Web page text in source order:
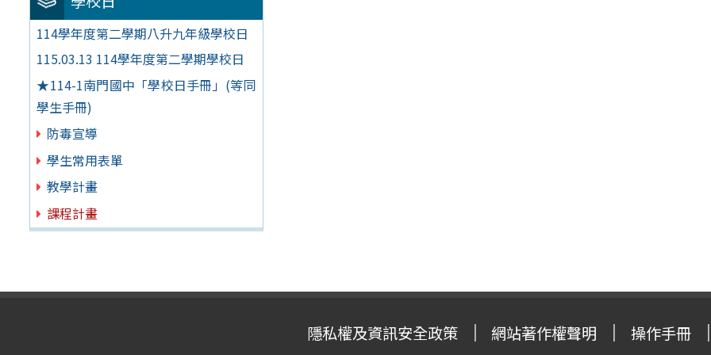
114學年度第二學期八升九年級學校日
115.03.13 114學年度第二學期學校日
★114-1南門國中「學校日手冊」(等同
學生手冊)
防毒宣導
學生常用表單
教學計畫
課程計畫
隱私權及資訊安全政策 網站著作權聲明 操作手冊